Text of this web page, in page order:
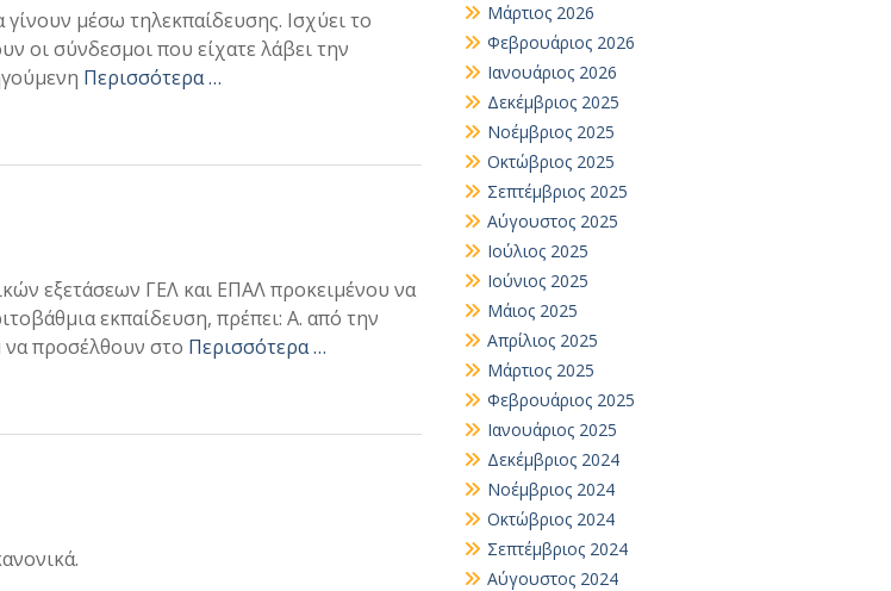
μέσω τηλεκπαίδευσης. Ισχύει το
οι σύνδεσμοι που είχατε λάβει την
Περισσότερα …
εξετάσεων ΓΕΛ και ΕΠΑΛ προκειμένου να
εκπαίδευση, πρέπει: Α. από την
να προσέλθουν στο Περισσότερα …
Μάρτιος 2026
Φεβρουάριος 2026
Ιανουάριος 2026
Δεκέμβριος 2025
Νοέμβριος 2025
Οκτώβριος 2025
Σεπτέμβριος 2025
Αύγουστος 2025
Ιούλιος 2025
Ιούνιος 2025
Μάιος 2025
Απρίλιος 2025
Μάρτιος 2025
Φεβρουάριος 2025
Ιανουάριος 2025
Δεκέμβριος 2024
Νοέμβριος 2024
Οκτώβριος 2024
Σεπτέμβριος 2024
Αύγουστος 2024